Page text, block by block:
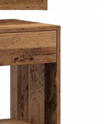
Adăugați produsul în
selecta detaliile
цел.
си с бутона "Добави в
да изберете броя
цел.
си с бутона "Добави в